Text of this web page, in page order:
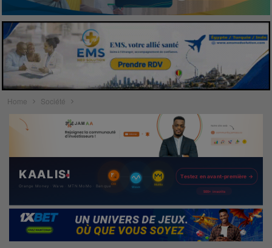
Home Société